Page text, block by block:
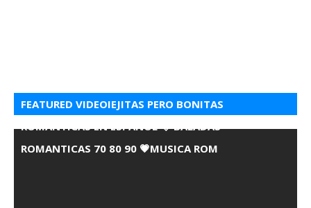
FEATURED VIDEOIEJITAS PERO BONITAS
ROMANTICAS EN ESPANOL 💘 BALADAS
ROMANTICAS 70 80 90 💗MUSICA ROM